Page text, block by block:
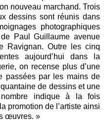
nouveau marchand. Trois
dessins sont réunis dans
photographiques
de Paul Guillaume avenue
Ravignan. Outre les cinq
aujourd’hui dans la
on recense plus d’une
passées par les mains de
de dessins et une
indique à la fois
promotion de l’artiste ainsi
œuvres. »